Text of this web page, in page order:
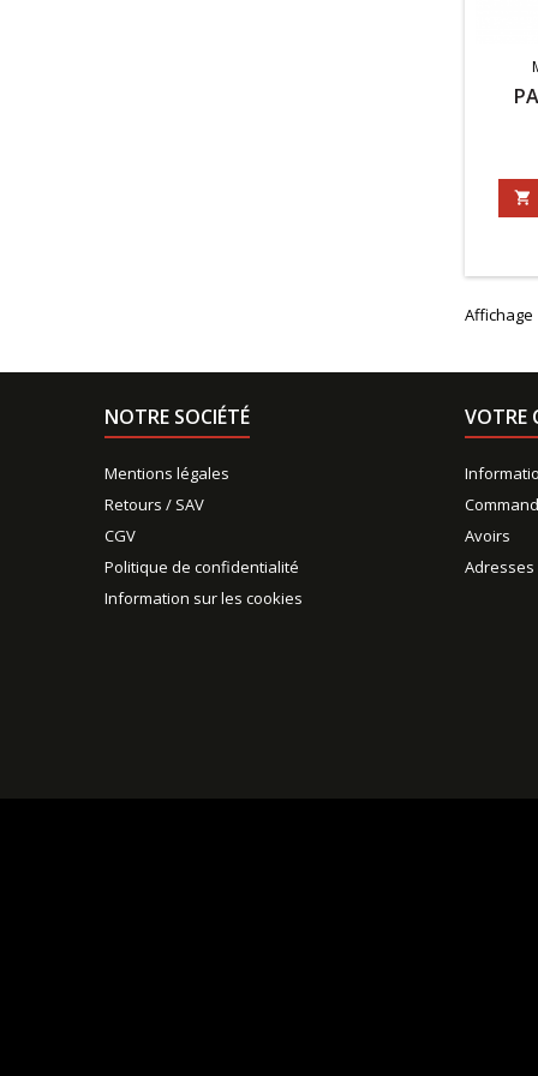

Affichage
NOTRE SOCIÉTÉ
Mentions légales
Retours / SAV
CGV
Politique de confidentialité
Information sur les cookies
VOTRE
Avoirs
Adresses